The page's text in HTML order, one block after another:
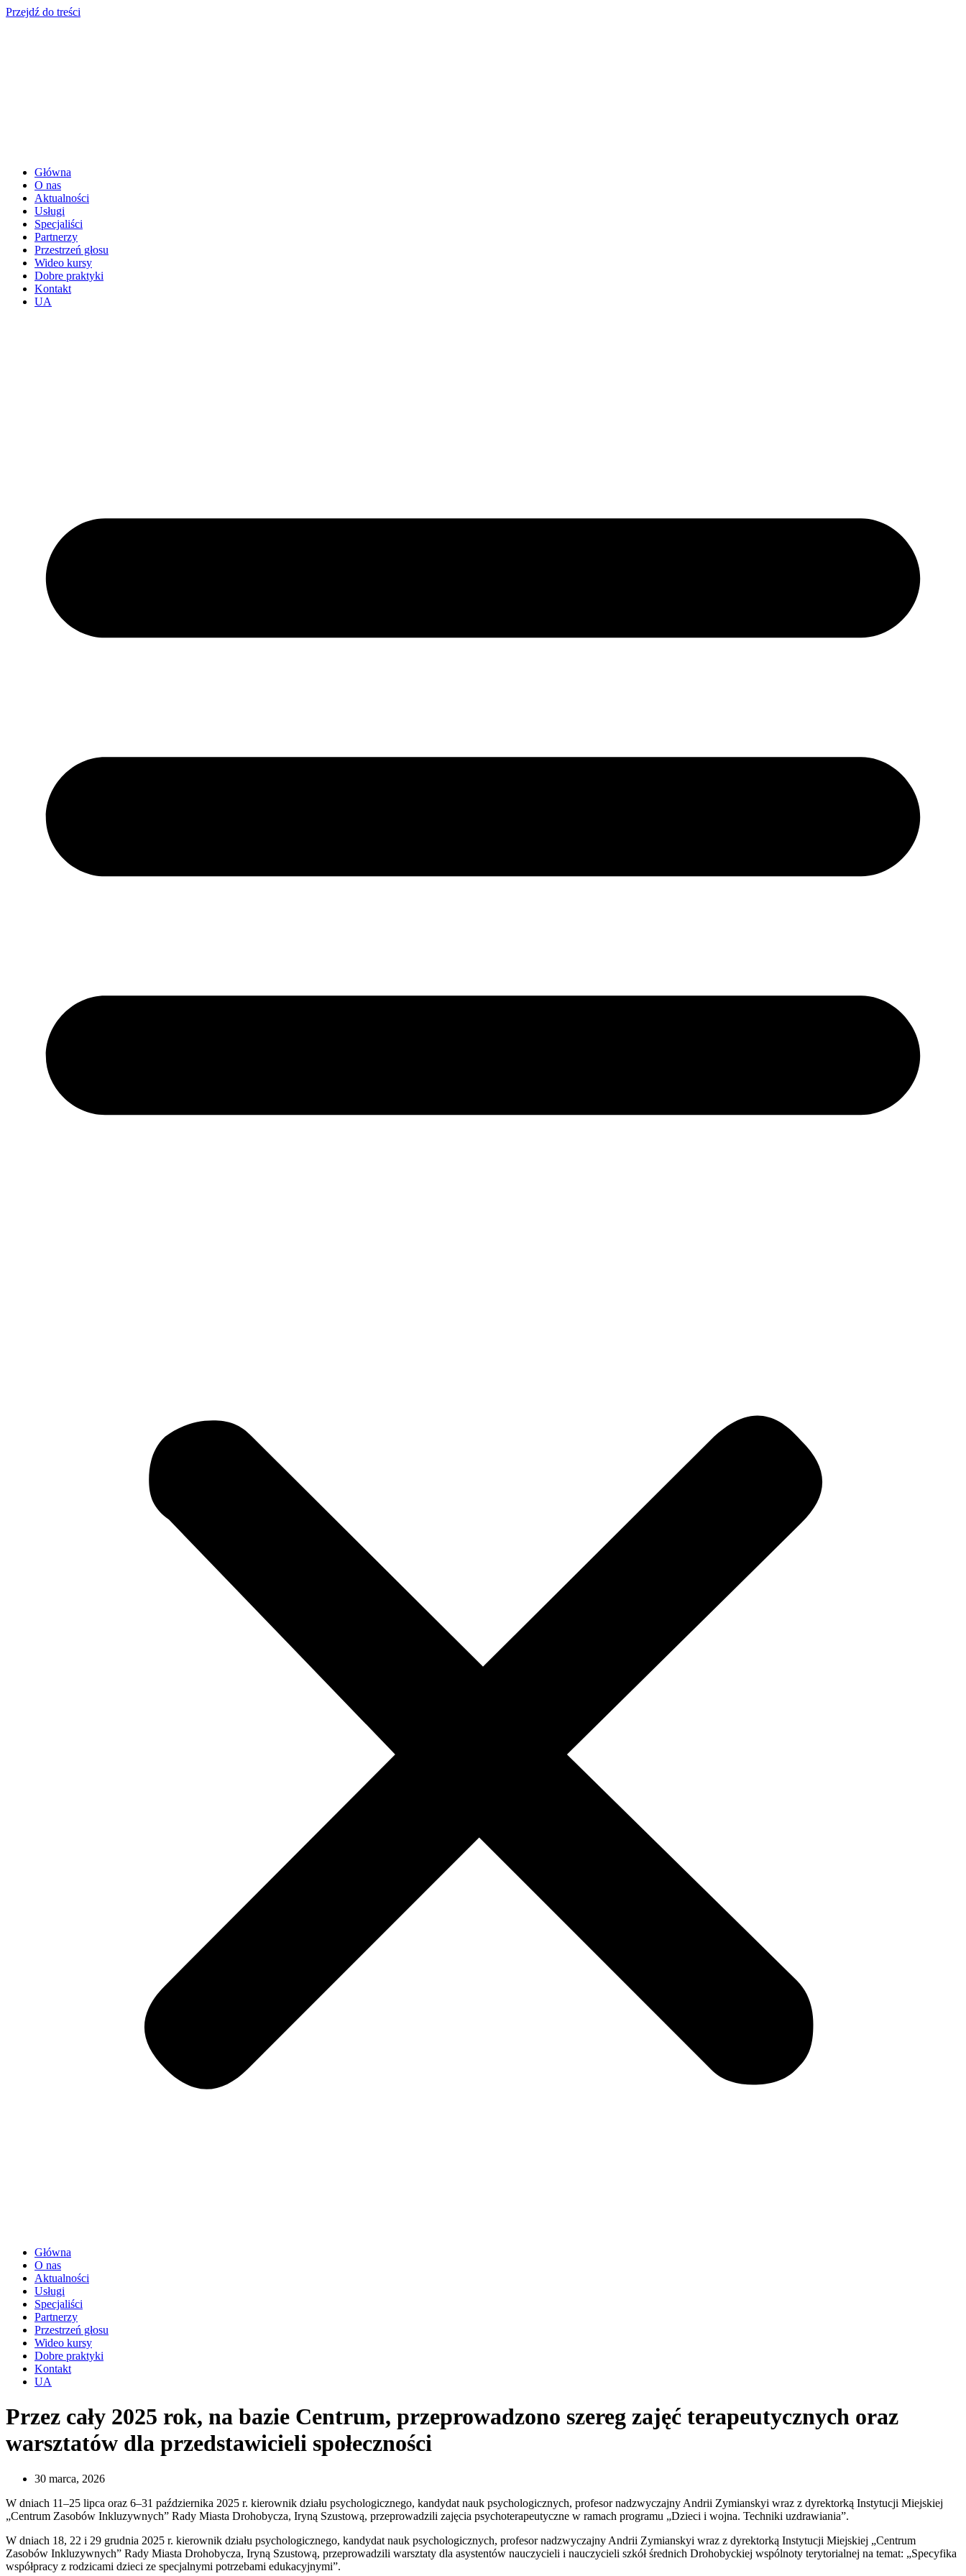
Przejdź do treści
Główna
O nas
Aktualności
Usługi
Specjaliści
Partnerzy
Przestrzeń głosu
Wideo kursy
Dobre praktyki
Kontakt
UA
Główna
O nas
Aktualności
Usługi
Specjaliści
Partnerzy
Przestrzeń głosu
Wideo kursy
Dobre praktyki
Kontakt
UA
Przez cały 2025 rok, na bazie Centrum, przeprowadzono szereg zajęć terapeutycznych oraz
warsztatów dla przedstawicieli społeczności
30 marca, 2026
W dniach 11–25 lipca oraz 6–31 października 2025 r. kierownik działu psychologicznego, kandydat nauk psychologicznych, profesor nadzwyczajny Andrii Zymianskyi wraz z dyrektorką Instytucji Miejskiej
„Centrum Zasobów Inkluzywnych” Rady Miasta Drohobycza, Iryną Szustową, przeprowadzili zajęcia psychoterapeutyczne w ramach programu „Dzieci i wojna. Techniki uzdrawiania”.
W dniach 18, 22 i 29 grudnia 2025 r. kierownik działu psychologicznego, kandydat nauk psychologicznych, profesor nadzwyczajny Andrii Zymianskyi wraz z dyrektorką Instytucji Miejskiej „Centrum
Zasobów Inkluzywnych” Rady Miasta Drohobycza, Iryną Szustową, przeprowadzili warsztaty dla asystentów nauczycieli i nauczycieli szkół średnich Drohobyckiej wspólnoty terytorialnej na temat: „Specyfika
współpracy z rodzicami dzieci ze specjalnymi potrzebami edukacyjnymi”.